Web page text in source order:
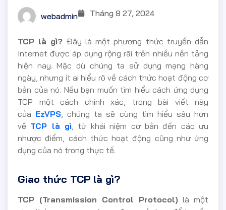
webadmin Tháng 8 27, 2024
TCP là gì? Đây là một phương thức truyền dẫn
Internet được áp dụng rộng rãi trên nhiều nền tảng
hiện nay. Mặc dù chúng ta sử dụng mạng hàng
ngày, nhưng ít ai hiểu rõ về cách thức hoạt động cơ
bản của nó. Nếu bạn muốn tìm hiểu cách ứng dụng
TCP một cách chính xác, trong bài viết này
của EzVPS , chúng ta sẽ cùng tìm hiểu sâu hơn
về TCP là gì , từ khái niệm cơ bản đến các ưu
nhược điểm, cách thức hoạt động cũng như ứng
dụng của nó trong thực tế.
Giao thức TCP là gì?
TCP (Transmission Control Protocol) là một